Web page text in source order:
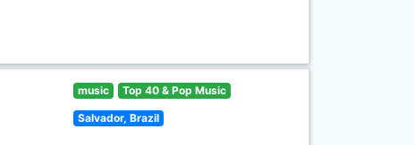
music Top 40 & Pop Music
Salvador, Brazil